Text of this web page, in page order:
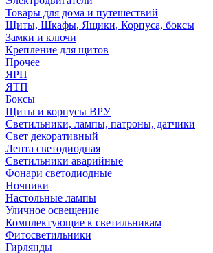
Товары для дома и путешествий
Щиты, Шкафы, Ящики, Корпуса, боксы
Замки и ключи
Крепление для щитов
Прочее
ЯРП
ЯТП
Боксы
Щиты и корпусы ВРУ
Светильники, лампы, патроны, датчики
Свет декоративный
Лента светодиодная
Светильники аварийные
Фонари светодиодные
Ночники
Настольные лампы
Уличное освещение
Комплектующие к светильникам
Фитосветильники
Гирлянды